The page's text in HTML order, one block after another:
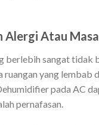
Alergi Atau
berlebih sangat
ruangan yang
pada AC
pernafasan.